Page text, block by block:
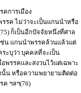
การเมือง
รค ไม่ว่าจะเป็นแกนนำหรือ
ก็เป็นอีกปัจจัยหนึ่งที่ศาล
ช่น แกนนำพรรคล้วนแล้วแต่
ระบุว่า บุคคลที่จะเป็น
พรรคและสงวนไว้แต่เฉพาะ
นั้น หรือความพยายามติดต่อ
ฯลฯ(76)